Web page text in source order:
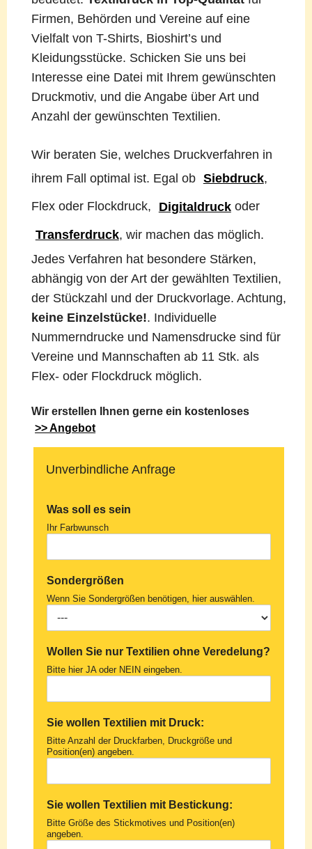
Firmen, Behörden und Vereine auf eine
Vielfalt von T-Shirts, Bioshirt’s und
Kleidungsstücke. Schicken Sie uns bei
Interesse eine Datei mit Ihrem gewünschten
Druckmotiv, und die Angabe über Art und
Anzahl der gewünschten Textilien.
Wir beraten Sie, welches Druckverfahren in
ihrem Fall optimal ist. Egal ob Siebdruck,
Flex oder Flockdruck, Digitaldruckoder
Transferdruck, wir machen das möglich.
Jedes Verfahren hat besondere Stärken,
abhängig von der Art der gewählten Textilien,
der Stückzahl und der Druckvorlage. Achtung,
keine Einzelstücke!. Individuelle
Nummerndrucke und Namensdrucke sind für
Vereine und Mannschaften ab 11 Stk. als
Flex- oder Flockdruck möglich.
Wir erstellen Ihnen gerne ein kostenloses
>> Angebot
Unverbindliche Anfrage
Was soll es sein
Ihr Farbwunsch
Sondergrößen
Wenn Sie Sondergrößen benötigen, hier auswählen.
Wollen Sie nur Textilien ohne Veredelung?
Bitte hier JA oder NEIN eingeben.
Sie wollen Textilien mit Druck:
Bitte Anzahl der Druckfarben, Druckgröße und
Position(en) angeben.
Sie wollen Textilien mit Bestickung:
Bitte Größe des Stickmotives und Position(en)
angeben.